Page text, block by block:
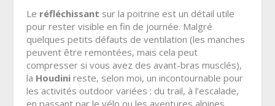
Le réfléchissant sur la poitrine est un détail utile
pour rester visible en fin de journée. Malgré
quelques petits défauts de ventilation (les manches
peuvent être remontées, mais cela peut
compresser si vous avez des avant-bras musclés),
la Houdinireste, selon moi, un incontournable pour
les activités outdoor variées : du trail, à l’escalade,